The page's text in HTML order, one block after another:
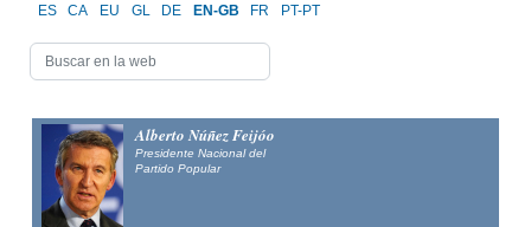
ES CA EU GL DE EN-GB FR PT-PT
Alberto Núñez Feijóo
Presidente Nacional del
Partido Popular